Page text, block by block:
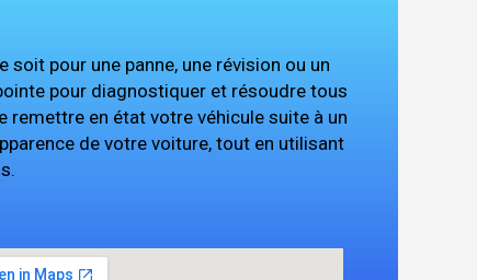
pour une panne, une révision ou un
pour diagnostiquer et résoudre tous
remettre en état votre véhicule suite à un
de votre voiture, tout en utilisant